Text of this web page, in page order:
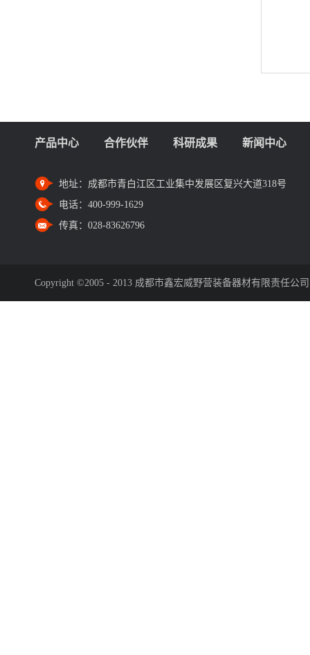
产品中心 合作伙伴 科研成果 新闻中心
地址： 成都市青白江区工业集中发展区复兴大道318号
电话： 400-999-1629
传真： 028-83626796
Copyright ©2005 - 2013 成都市鑫宏威野营装备器材有限责任公司